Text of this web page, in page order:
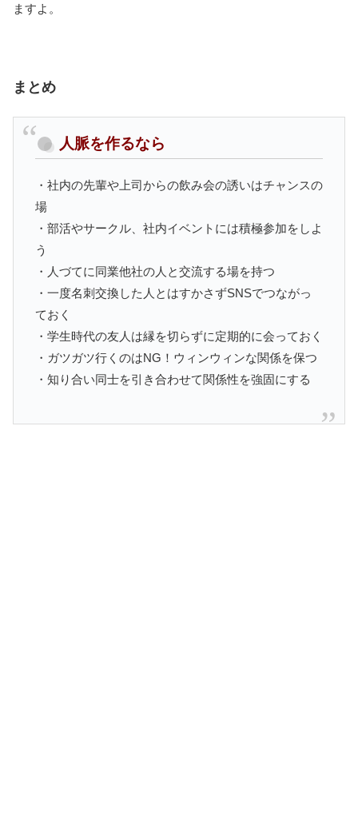
ますよ。
まとめ
人脈を作るなら
・社内の先輩や上司からの飲み会の誘いはチャンスの
場
・部活やサークル、社内イベントには積極参加をしよ
う
・人づてに同業他社の人と交流する場を持つ
・一度名刺交換した人とはすかさずSNSでつながっ
ておく
・学生時代の友人は縁を切らずに定期的に会っておく
・ガツガツ行くのはNG！ウィンウィンな関係を保つ
・知り合い同士を引き合わせて関係性を強固にする